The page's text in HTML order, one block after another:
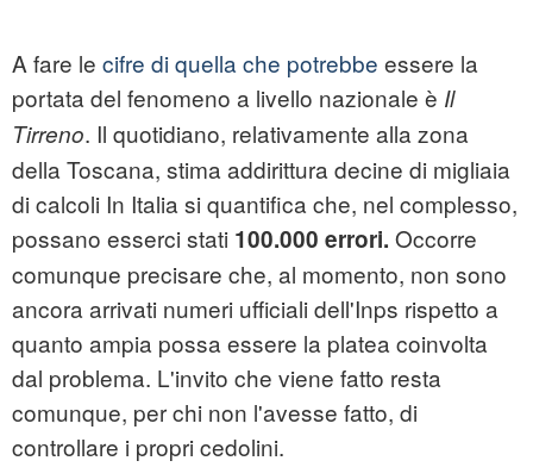
A fare le cifre di quella che potrebbe essere la
portata del fenomeno a livello nazionale è Il
Tirreno. Il quotidiano, relativamente alla zona
della Toscana, stima addirittura decine di migliaia
di calcoli In Italia si quantifica che, nel complesso,
possano esserci stati 100.000 errori. Occorre
comunque precisare che, al momento, non sono
ancora arrivati numeri ufficiali dell'Inps rispetto a
quanto ampia possa essere la platea coinvolta
dal problema. L'invito che viene fatto resta
comunque, per chi non l'avesse fatto, di
controllare i propri cedolini.